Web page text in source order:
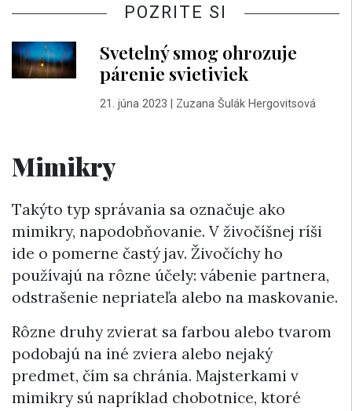
POZRITE SI
Svetelný smog ohrozuje
párenie svietiviek
21. júna 2023 Zuzana Šulák Hergovitsová
Mimikry
Takýto typ správania sa označuje ako
mimikry, napodobňovanie. V živočíšnej ríši
ide o pomerne častý jav. Živočíchy ho
používajú na rôzne účely: vábenie partnera,
odstrašenie nepriateľa alebo na maskovanie.
Rôzne druhy zvierat sa farbou alebo tvarom
podobajú na iné zviera alebo nejaký
predmet, čím sa chránia. Majsterkami v
mimikry sú napríklad chobotnice, ktoré